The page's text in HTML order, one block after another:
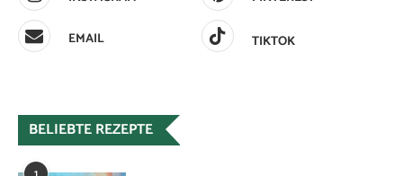
EMAIL
TIKTOK
BELIEBTE REZEPTE